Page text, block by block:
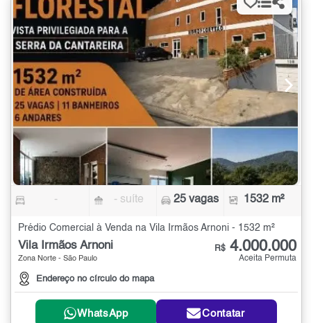
- - suíte 25 vagas 1532 m²
Prédio Comercial à Venda na Vila Irmãos Arnoni - 1532 m²
Vila Irmãos Arnoni
Zona Norte - São Paulo
Endereço no círculo do mapa
R$ 4.000.000
Aceita Permuta
WhatsApp Contatar